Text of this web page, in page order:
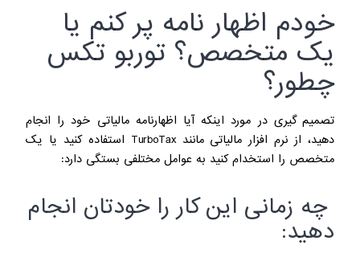
خودم اظهار نامه پر کنم یا
یک متخصص؟ توربو تکس
چطور؟
تصمیم گیری در مورد اینکه آیا اظهارنامه مالیاتی خود را انجام
دهید، از نرم افزار مالیاتی مانند TurboTax استفاده کنید یا یک
متخصص را استخدام کنید به عوامل مختلفی بستگی دارد:
چه زمانی این کار را خودتان انجام
دهید: